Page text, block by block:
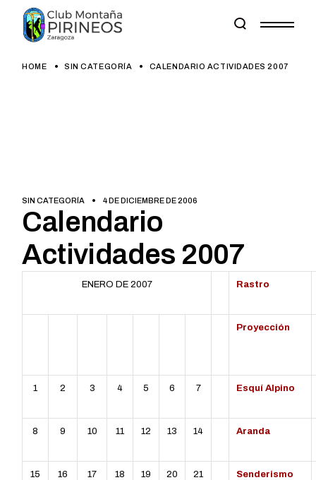
content
HOME SIN CATEGORÍA CALENDARIO ACTIVIDADES 2007
SIN CATEGORÍA 4 DE DICIEMBRE DE 2006
Calendario
Actividades 2007
ENERO DE 2007 Rastro
Proyección
1 2 3 4 5 6 7 Esquí Alpino
8 9 10 11 12 13 14 Aranda
15 16 17 18 19 20 21 Senderismo